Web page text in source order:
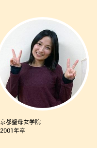
京都聖母女学院
2001年卒